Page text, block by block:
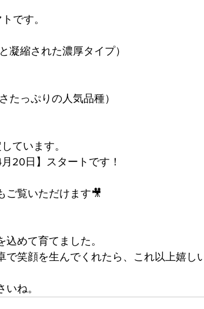
です。
凝縮された濃厚タイプ）
たっぷりの人気品種）
ています。
20日】スタートです！
ご覧いただけます🎥
めて育てました。
笑顔を生んでくれたら、これ以上嬉し
ね。